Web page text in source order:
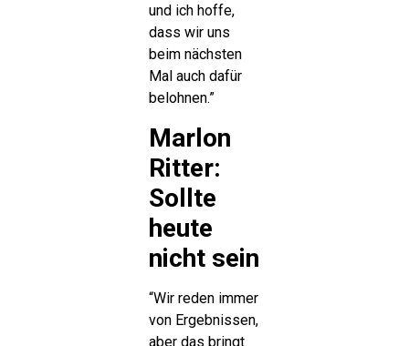
und ich hoffe,
dass wir uns
beim nächsten
Mal auch dafür
belohnen.”
Marlon
Ritter:
Sollte
heute
nicht sein
“Wir reden immer
von Ergebnissen,
aber das bringt